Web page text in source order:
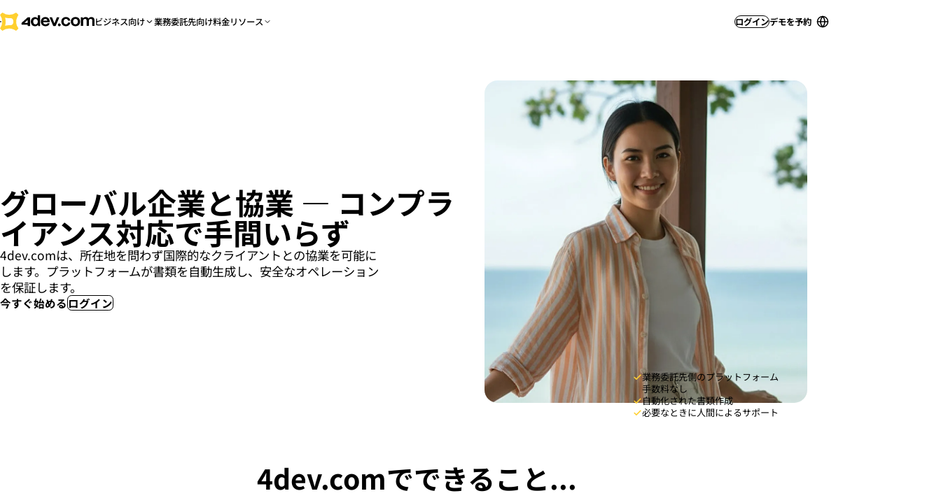
ビジネス向け 業務委託先向け料金リソース ログインデモを予約
グローバル企業と協業 — コンプラ
イアンス対応で手間いらず
4dev.comは、所在地を問わず国際的なクライアントとの協業を可能に
します。プラットフォームが書類を自動生成し、安全なオペレーション
を保証します。
今すぐ始めるログイン
業務委託先側のプラットフォーム
手数料なし
自動化された書類作成
必要なときに人間によるサポート
4dev.comでできること...